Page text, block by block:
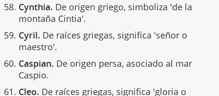
Cynthia. De origen griego, simboliza 'de la
montaña Cintia'.
Cyril. De raíces griegas, significa 'señor o
maestro'.
Caspian. De origen persa, asociado al mar
Caspio.
Cleo. De raíces griegas, significa 'gloria o